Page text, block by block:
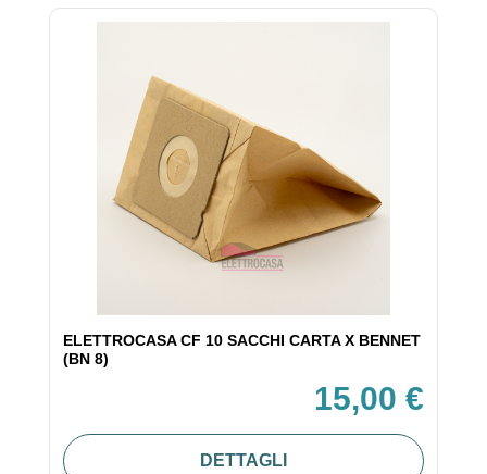
ELETTROCASA CF 10 SACCHI CARTA X BENNET
(BN 8)
15,00 €
DETTAGLI